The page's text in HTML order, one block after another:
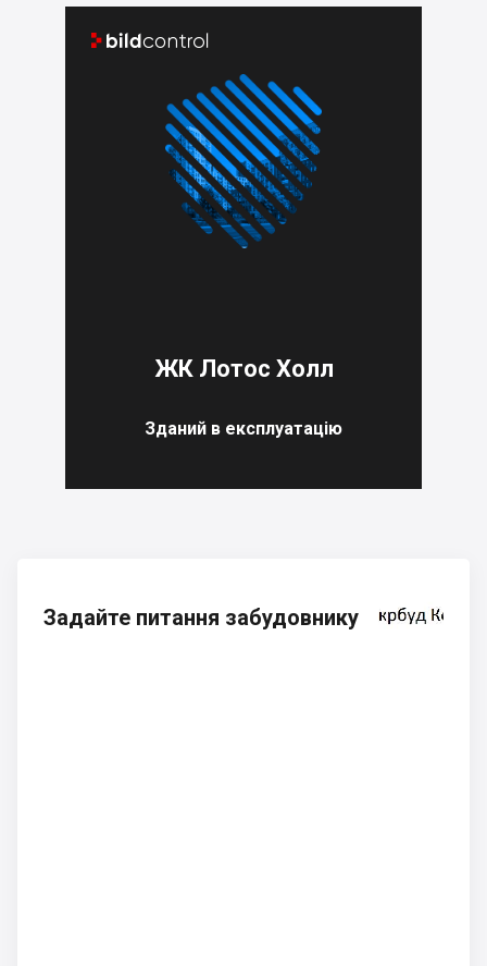
 
ЖК Лотос Холл
Зданий в експлуатацію
Задайте питання забудовнику